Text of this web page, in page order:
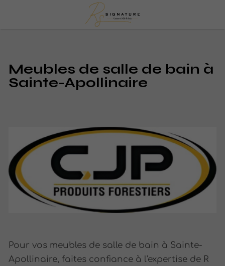
Meubles de salle de bain à
Sainte-Apollinaire
Pour vos meubles de salle de bain à Sainte-
Apollinaire, faites confiance à l'expertise de R